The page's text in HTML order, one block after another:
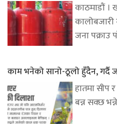
काठमाडौं ।
जना पक्राउ
काम भनेको सानो-ठूलो हुँदैन, गर्दै
हातमा सीप
बन्न सक्छ